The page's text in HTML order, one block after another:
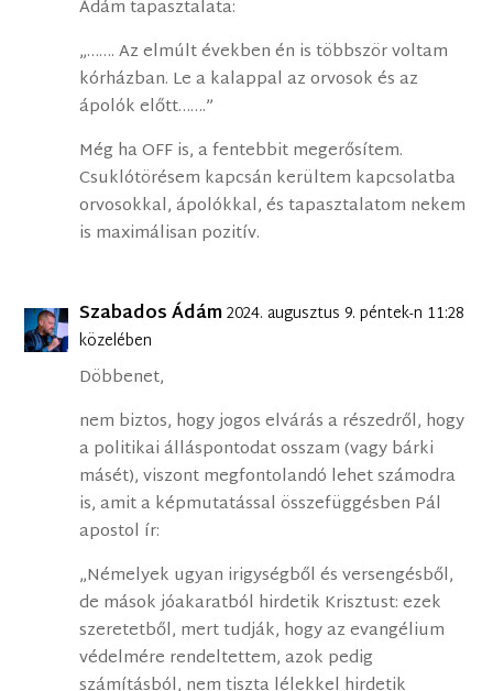
Ádám tapasztalata:
„……. Az elmúlt években én is többször voltam
kórházban. Le a kalappal az orvosok és az
ápolók előtt…….”
Még ha OFF is, a fentebbit megerősítem.
Csuklótörésem kapcsán kerültem kapcsolatba
orvosokkal, ápolókkal, és tapasztalatom nekem
is maximálisan pozitív.
Szabados Ádám2024. augusztus 9. péntek-n 11:28
közelében
Döbbenet,
nem biztos, hogy jogos elvárás a részedről, hogy
a politikai álláspontodat osszam (vagy bárki
másét), viszont megfontolandó lehet számodra
is, amit a képmutatással összefüggésben Pál
apostol ír:
„Némelyek ugyan irigységből és versengésből,
de mások jóakaratból hirdetik Krisztust: ezek
szeretetből, mert tudják, hogy az evangélium
védelmére rendeltettem, azok pedig